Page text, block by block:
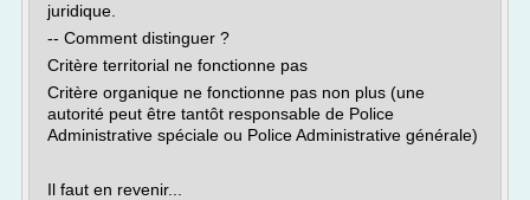
juridique.
-- Comment distinguer ?
Critère territorial ne fonctionne pas
Critère organique ne fonctionne pas non plus (une
autorité peut être tantôt responsable de Police
Administrative spéciale ou Police Administrative générale)
Il faut en revenir...